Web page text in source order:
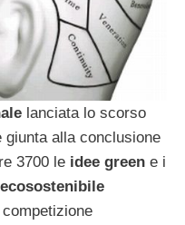
lanciata lo scorso
giunta alla conclusione
3700 le idee green e i
ecosostenibile